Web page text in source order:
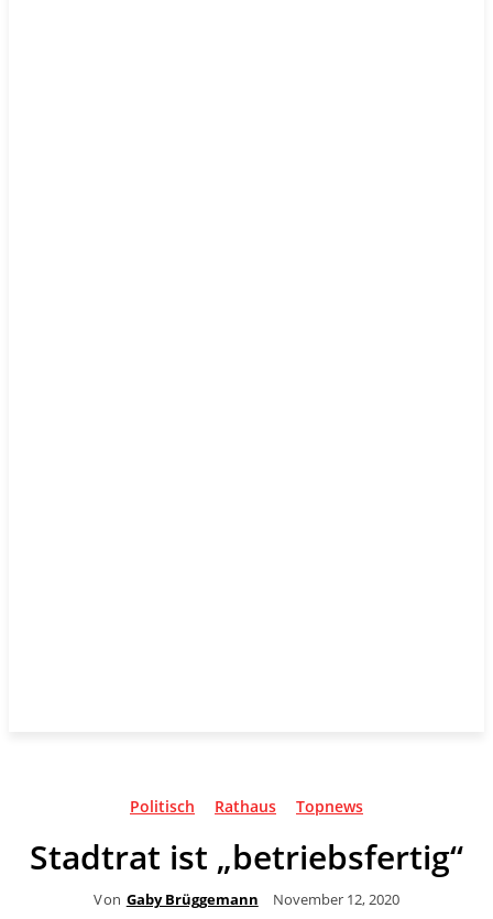
Politisch Rathaus Topnews
Stadtrat ist „betriebsfertig“
Von Gaby Brüggemann November 12, 2020